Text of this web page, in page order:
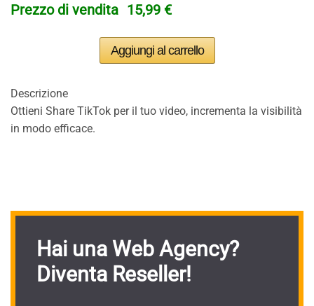
Prezzo di vendita 15,99 €
Descrizione
Ottieni Share TikTok per il tuo video, incrementa la visibilità
in modo efficace.
Hai una Web Agency?
Diventa Reseller!